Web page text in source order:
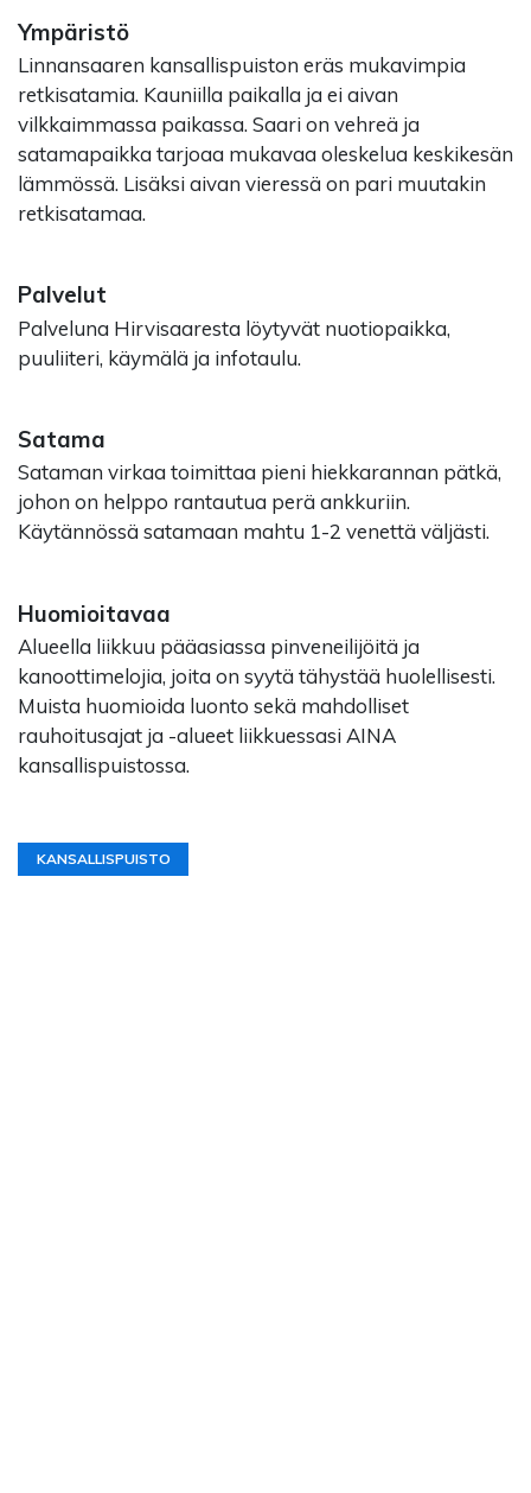
Ympäristö
Linnansaaren kansallispuiston eräs mukavimpia
retkisatamia. Kauniilla paikalla ja ei aivan
vilkkaimmassa paikassa. Saari on vehreä ja
satamapaikka tarjoaa mukavaa oleskelua keskikesän
lämmössä. Lisäksi aivan vieressä on pari muutakin
retkisatamaa.
Palvelut
Palveluna Hirvisaaresta löytyvät nuotiopaikka,
puuliiteri, käymälä ja infotaulu.
Satama
Sataman virkaa toimittaa pieni hiekkarannan pätkä,
johon on helppo rantautua perä ankkuriin.
Käytännössä satamaan mahtu 1-2 venettä väljästi.
Huomioitavaa
Alueella liikkuu pääasiassa pinveneilijöitä ja
kanoottimelojia, joita on syytä tähystää huolellisesti.
Muista huomioida luonto sekä mahdolliset
rauhoitusajat ja -alueet liikkuessasi AINA
kansallispuistossa.
KANSALLISPUISTO